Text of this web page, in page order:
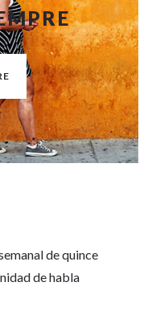
de quince
de habla